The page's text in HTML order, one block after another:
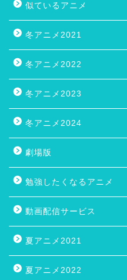
似ているアニメ
冬アニメ2021
冬アニメ2022
冬アニメ2023
冬アニメ2024
劇場版
勉強したくなるアニメ
動画配信サービス
夏アニメ2021
夏アニメ2022